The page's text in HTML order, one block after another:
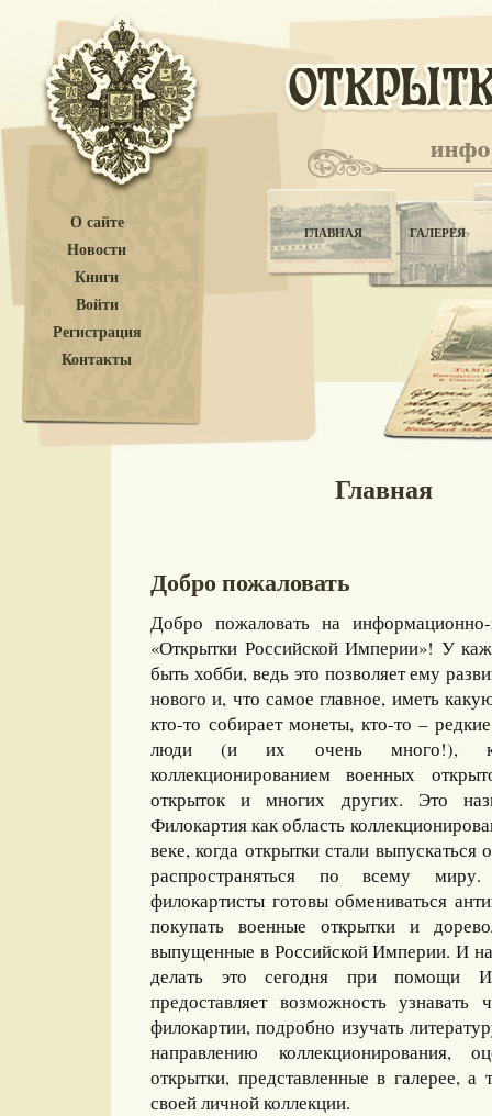
О сайте
Новости
Книги
Войти
Регистрация
Контакты
ГЛАВНАЯ ГАЛЕРЕЯ
Главная
Добро пожаловать
Добро пожаловать на информационно-
«Открытки Российской Империи»! У
быть хобби, ведь это позволяет ему
нового и, что самое главное, иметь
кто-то собирает монеты, кто-то –
люди (и их очень много!),
коллекционированием военных
открыток и многих других. Это
Филокартия как область
веке, когда открытки стали
распространяться по всему
филокартисты готовы обмениваться
покупать военные открытки и
выпущенные в Российской Империи. И
делать это сегодня при помощи
предоставляет возможность
филокартии, подробно изучать
направлению коллекционирования,
открытки, представленные в галерее, а
своей личной коллекции.